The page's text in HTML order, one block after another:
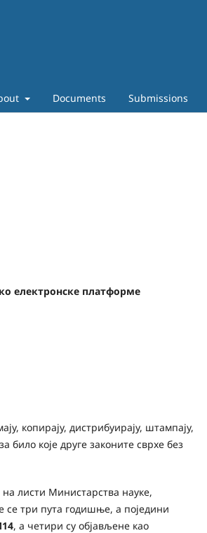
Documents Submissions
електронске платформе
копирају, дистрибуирају, штампају,
било које друге законите сврхе без
листи Министарства науке,
се три пута годишње, а поједини
, а четири су објављене као